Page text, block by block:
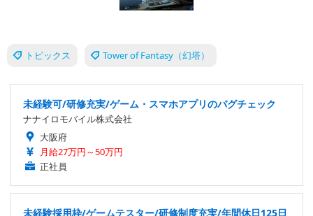
トピックス Tower of Fantasy（幻塔）
未経験可/研修充実/ゲーム・スマホアプリのバグチェック
ナナイロモバイル株式会社
大阪府
月給27万円～50万円
正社員
未経験採用枠/ゲームテスター/研修制度充実/年間休日125日